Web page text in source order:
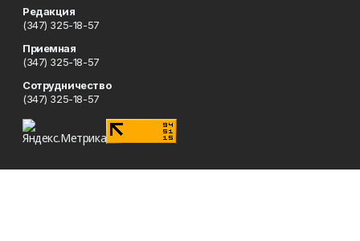
Редакция
(347) 325-18-57
Приемная
(347) 325-18-57
Сотрудничество
(347) 325-18-57